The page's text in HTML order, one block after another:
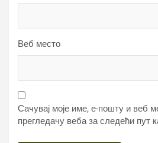
Веб место
Сачувај моје име, е-пошту и веб
прегледачу веба за следећи пут